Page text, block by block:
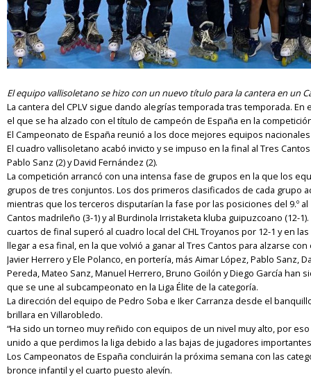
El equipo vallisoletano se hizo con un nuevo título para la cantera en un
La cantera del CPLV sigue dando alegrías temporada tras temporada.
el que se ha alzado con el título de campeón de España en la
El Campeonato de España reunió a los doce mejores equipos
El cuadro vallisoletano acabó invicto y se impuso en la final al Tres
Pablo Sanz (2) y David Fernández (2).
La competición arrancó con una intensa fase de grupos en la que los
grupos de tres conjuntos. Los dos primeros clasificados de cada grupo
mientras que los terceros disputarían la fase por las posiciones del 9.º al
Cantos madrileño (3-1) y al Burdinola Irristaketa kluba guipuzcoano (12-
cuartos de final superó al cuadro local del CHL Troyanos por 12-1 y en
llegar a esa final, en la que volvió a ganar al Tres Cantos para alzarse con
Javier Herrero y Ele Polanco, en portería, más Aimar López, Pablo Sanz,
Pereda, Mateo Sanz, Manuel Herrero, Bruno Goilón y Diego García han
que se une al subcampeonato en la Liga Élite de la categoría.
La dirección del equipo de Pedro Soba e Iker Carranza desde el
brillara en Villarobledo.
“Ha sido un torneo muy reñido con equipos de un nivel muy alto, por
unido a que perdimos la liga debido a las bajas de jugadores
Los Campeonatos de España concluirán la próxima semana con las
bronce infantil y el cuarto puesto alevín.